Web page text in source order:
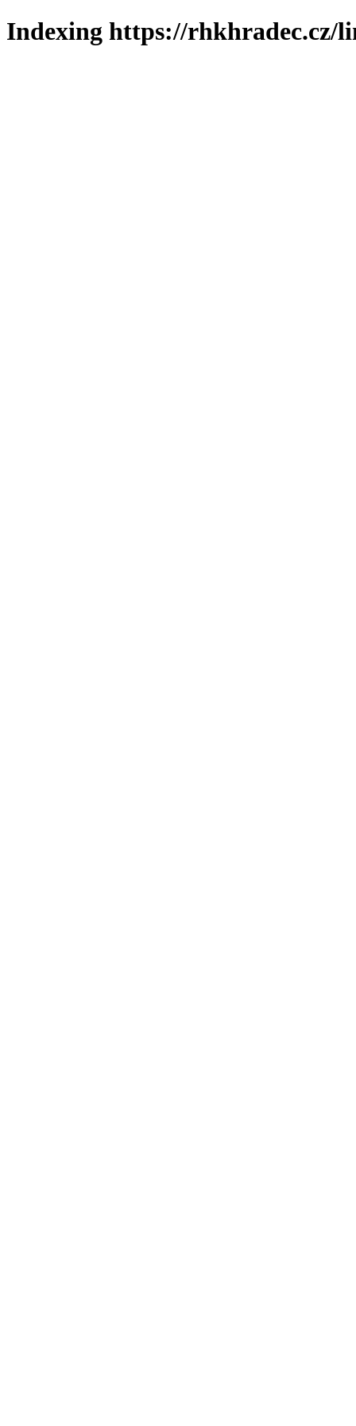
Indexing https://rhkhradec.cz/